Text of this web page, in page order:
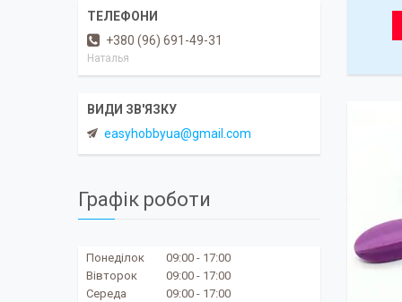
+380 (96) 691-49-31
Наталья
easyhobbyua@gmail.com
Графік роботи
Понеділок 09:00
17:00
Вівторок
09:00
17:00
Середа
09:00
17:00